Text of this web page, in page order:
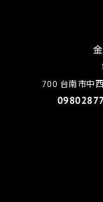
700 台南市中